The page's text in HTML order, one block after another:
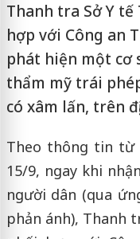
Thanh tra Sở Y tế
hợp với Công an
phát hiện một cơ
thẩm mỹ trái
có xâm lấn, trên
Theo thông tin từ
15/9, ngay khi
người dân (qua
phản ánh), Thanh